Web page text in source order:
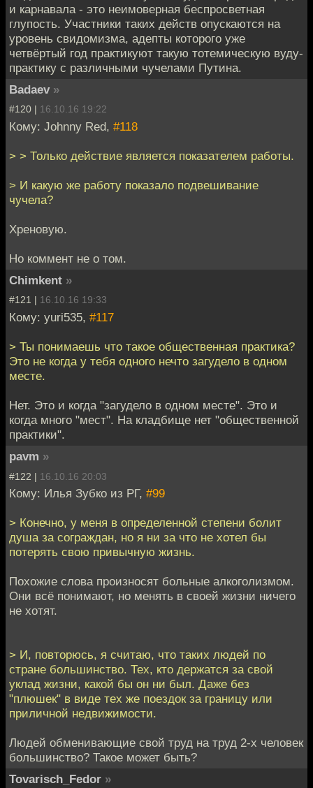
и карнавала - это неимоверная беспросветная
глупость. Участники таких действ опускаются на
уровень свидомизма, адепты которого уже
четвёртый год практикуют такую тотемическую вуду-
практику с различными чучелами Путина.
Badaev »
#120 | 16.10.16 19:22
Кому: Johnny Red, #118
> > Только действие является показателем работы.
> И какую же работу показало подвешивание
чучела?
Хреновую.
Но коммент не о том.
Chimkent »
#121 | 16.10.16 19:33
Кому: yuri535, #117
> Ты понимаешь что такое общественная практика?
Это не когда у тебя одного нечто загудело в одном
месте.
Нет. Это и когда "загудело в одном месте". Это и
когда много "мест". На кладбище нет "общественной
практики".
pavm »
#122 | 16.10.16 20:03
Кому: Илья Зубко из РГ, #99
> Конечно, у меня в определенной степени болит
душа за сограждан, но я ни за что не хотел бы
потерять свою привычную жизнь.
Похожие слова произносят больные алкоголизмом.
Они всё понимают, но менять в своей жизни ничего
не хотят.
> И, повторюсь, я считаю, что таких людей по
стране большинство. Тех, кто держатся за свой
уклад жизни, какой бы он ни был. Даже без
"плюшек" в виде тех же поездок за границу или
приличной недвижимости.
Людей обменивающие свой труд на труд 2-х человек
большинство? Такое может быть?
Tovarisch_Fedor »